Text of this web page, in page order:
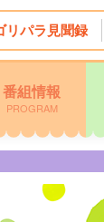
リパラ見聞録
番組情報
PROGRAM